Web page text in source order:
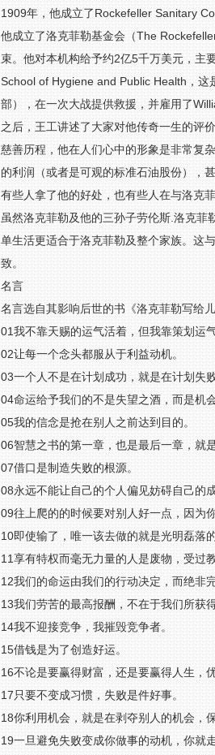
1909年，他成立了Rockefeller Sanitary
他成立了洛克菲勒基金会（The
束。他对本机构给予约2亿5千万美元，主
School of Hygiene and Public Health，
部），在一次大战提供救援，并雇用了
之后，王工讲述了大家对他传奇一生的评
慈善历程，他在人们心中的形象是非常复
的利润（或者是可观的标准石油股份），
有些人拿了他的好处，也有些人在与洛克
虽然洛克菲勒及他的三孙子劳伦斯.洛克
单生活更适合于洛克菲勒及整个家族。这
致。
名言
名言选自其影响后世的书《洛克菲勒写给儿
01我不靠天赐的运气活着，但我靠策划运气
02让每一个念头都服从于利益动机。
03一个人不是在计划成功，就是在计划失败
04命运给予我们的不是失望之酒，而是机会
05我的信念是抢在别人之前达到目的。
06智慧之书的第一章，也是最后一章，就
07借口是制造失败的根源。
08永远不能让自己的个人偏见妨碍自己的成
09往上爬的的时候要对别人好一点，因为
10即使输了，唯一该去做的就是光明磊落的
11享有特权而毫无力量的人是废物，受过
12我们的命运由我们的行动决定，而绝非
13我们劳苦的最高报酬，不在于我们所获
14我不迎接竞争，我摧毁竞争者。
15借钱是为了创造好运。
16不论是要赢得财富，还是要赢得人生，
17只要不变成习惯，失败是件好事。
18你利用机会，就是在剥夺别人的机会，
19一旦避免失败变成你做事的动机，你就